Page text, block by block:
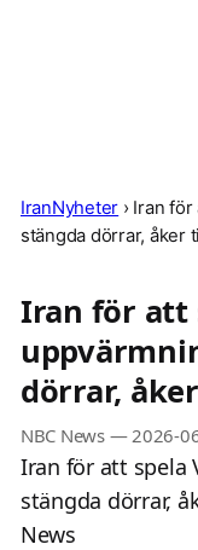
IranNyheter › Iran för
stängda dörrar, åker
Iran för att
dörrar,
NBC News— 2026-
Iran för att spela
stängda dörrar,
News